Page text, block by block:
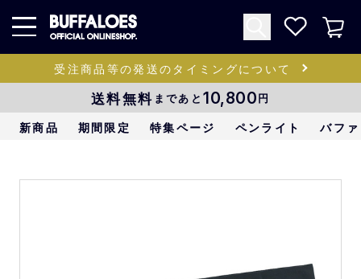
受注商品等の発送のタイミングについて
送料無料 まであと 10,800円
新商品 期間限定 特集ページ ペンライト バフ